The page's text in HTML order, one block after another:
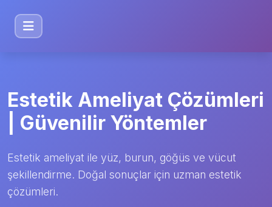
Estetik Ameliyat Çözümleri
| Güvenilir Yöntemler
Estetik ameliyat ile yüz, burun, göğüs ve vücut
şekillendirme. Doğal sonuçlar için uzman estetik
çözümleri.